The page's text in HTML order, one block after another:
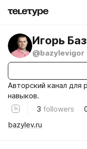
Игорь
@bazylevigor
Авторский канал для
навыков.
3 followers
bazylev.ru